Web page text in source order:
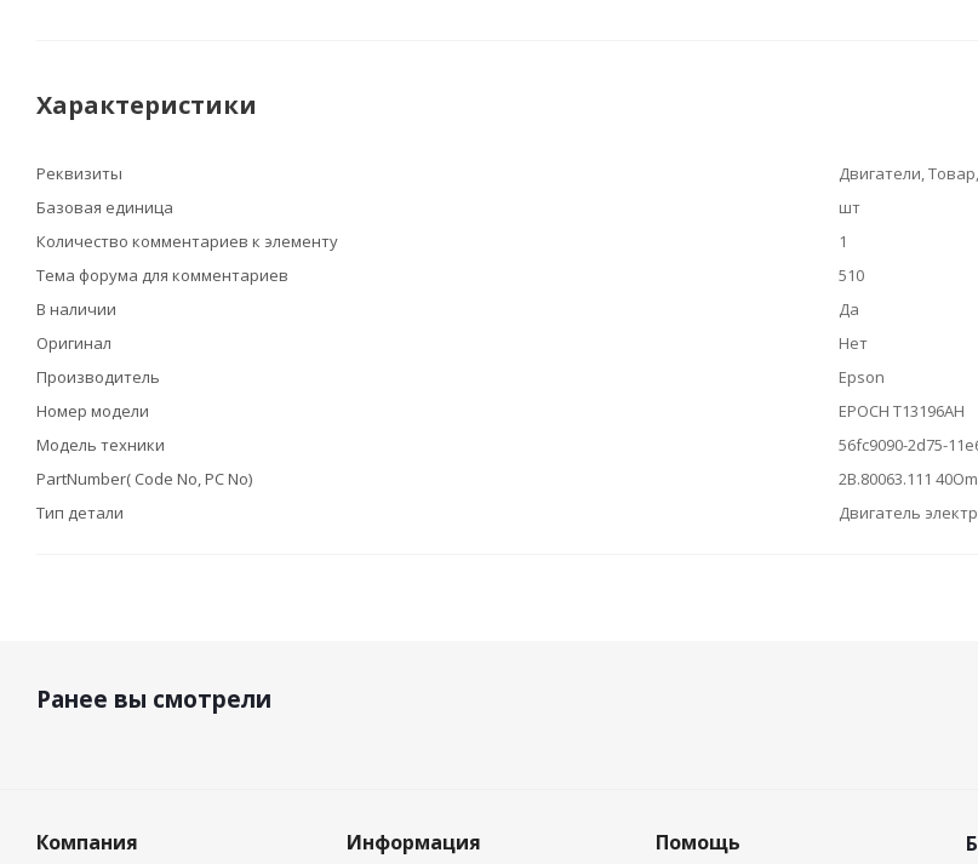
Характеристики
Реквизиты
Двигатели,
Базовая единица
шт
Количество комментариев к элементу
1
Тема форума для комментариев
510
В наличии
Да
Оригинал
Нет
Производитель
Epson
Номер модели
EPOCH T13196AH
Модель техники
56fc9090-2d75-
PartNumber( Code No, PC No)
2B.80063.111 40Om
Тип детали
Двигатель
Ранее вы смотрели
Компания Информация Помощь